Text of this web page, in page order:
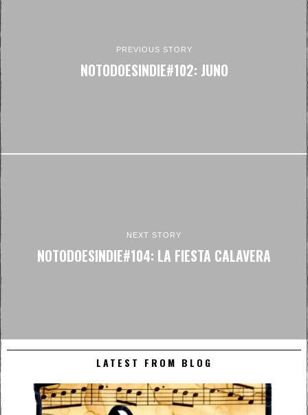
PREVIOUS STORY
NOTODOESINDIE#102: JUNO
NEXT STORY
NOTODOESINDIE#104: LA FIESTA CALAVERA
LATEST FROM BLOG